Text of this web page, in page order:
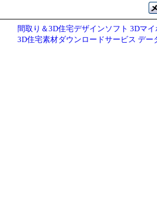
間取り＆3D住宅デザインソフト 3Dマ
3D住宅素材ダウンロードサービス デー